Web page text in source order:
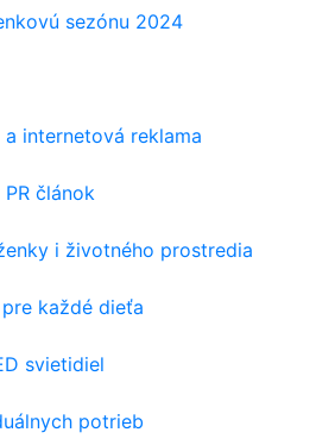
sezónu 2024
internetová reklama
článok
i životného prostredia
každé dieťa
svietidiel
potrieb